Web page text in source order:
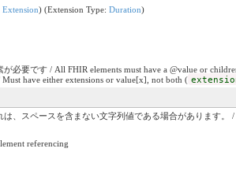
Extension) (Extension Type: Duration)
必要です / All FHIR elements must have a @value or
have either extensions or value[x], not both (
、スペースを含まない文字列値である場合があります。
referencing